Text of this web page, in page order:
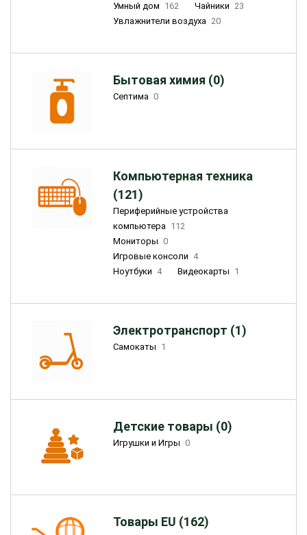
Умный дом 162 Чайники 23
Увлажнители воздуха 20
Бытовая химия (0)
Септима 0
Компьютерная техника
(121)
Периферийные устройства
компьютера 112
Мониторы 0
Игровые консоли 4
Ноутбуки 4 Видеокарты 1
Электротранспорт (1)
Самокаты 1
Детские товары (0)
Игрушки и Игры 0
Товары EU (162)